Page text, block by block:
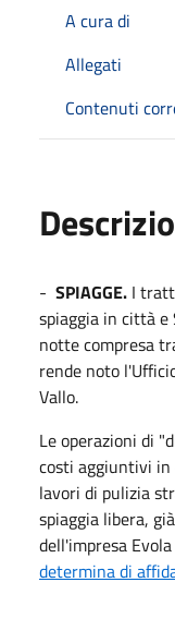
A cura di
Allegati
Contenuti
- SPIAGGE. I
spiaggia in città
notte compresa
rende noto
Vallo.
Le operazioni di
costi aggiuntivi in
lavori di pulizia
spiaggia libera,
dell'impresa
determina di